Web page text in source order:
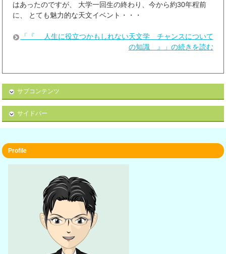
はあったのですが、 大学一回生の終わり、今から約30年程前
に、 とても魅力的な天文イベント・・・
「『 人生に役立つかもしれない天文学 チャンスについて
の知識 』」の続きを読む
サブコンテンツ
サイドバー
Profile